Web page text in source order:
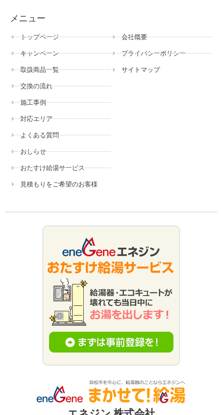
メニュー
トップページ
キャンペーン
取扱商品一覧
交換の流れ
施工事例
対応エリア
よくある質問
おしらせ
おたすけ給湯サービス
見積もりをご希望のお客様
会社概要
プライバシーポリシー
サイトマップ